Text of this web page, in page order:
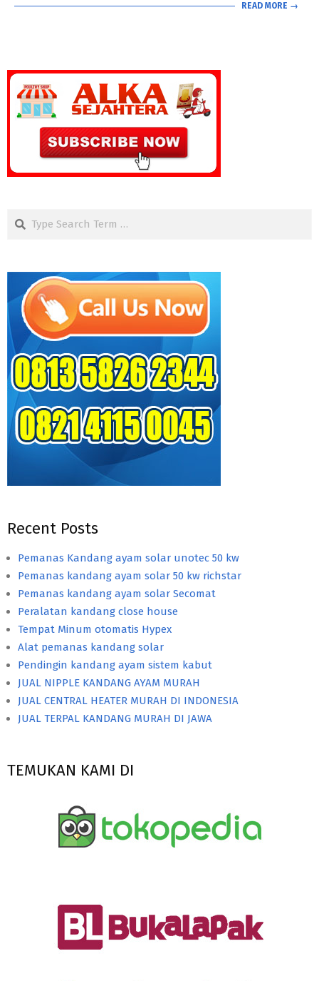
READ MORE →
Search
Recent Posts
Pemanas Kandang ayam solar unotec 50 kw
Pemanas kandang ayam solar 50 kw richstar
Pemanas kandang ayam solar Secomat
Peralatan kandang close house
Tempat Minum otomatis Hypex
Alat pemanas kandang solar
Pendingin kandang ayam sistem kabut
JUAL NIPPLE KANDANG AYAM MURAH
JUAL CENTRAL HEATER MURAH DI INDONESIA
JUAL TERPAL KANDANG MURAH DI JAWA
TEMUKAN KAMI DI